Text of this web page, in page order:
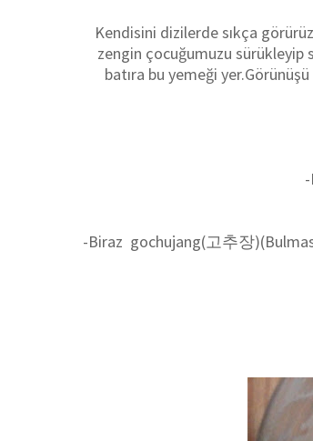
Kendisini dizilerde sıkça
zengin çocuğumuzu sürükleyip
batıra bu yemeği
-Biraz gochujang(고추장